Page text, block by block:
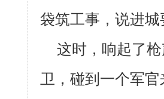
袋筑工事，说进
这时，响起了
卫，碰到一个军